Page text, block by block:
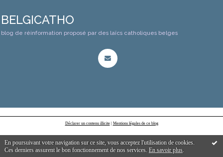
En poursuivant votre navigation sur ce site, vous acceptez l'utilisation de cookies.
Ces derniers assurent le bon fonctionnement de nos services. En savoir plus
BELGICATHO
blog de réinformation proposé par des laïcs catholiques belges
Déclarer un contenu illicite| Mentions légales de ce blog